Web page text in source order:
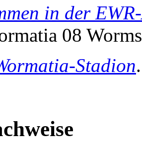
in der
08 Worms
Stadion